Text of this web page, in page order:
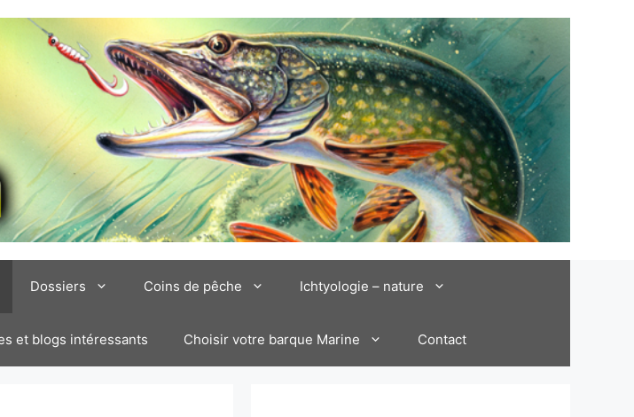
Dossiers Coins de pêche Ichtyologie – nature
et blogs intéressants Choisir votre barque Marine Contact